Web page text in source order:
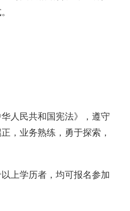
华人民共和国宪法》，遵守
，业务熟练，勇于探索，
以上学历者，均可报名参加